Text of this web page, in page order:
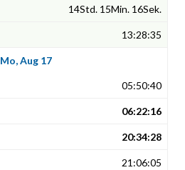
14Std. 15Min. 16Sek.
13:28:35
Mo, Aug 17
05:50:40
06:22:16
20:34:28
21:06:05